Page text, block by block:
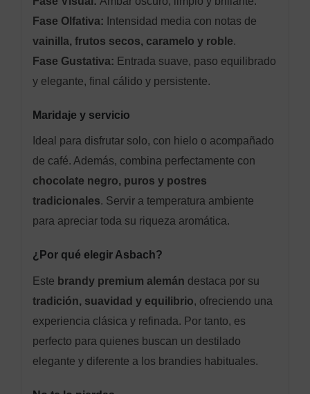
Fase Olfativa: Intensidad media con notas de
vainilla, frutos secos, caramelo y roble.
Fase Gustativa: Entrada suave, paso equilibrado
y elegante, final cálido y persistente.
Maridaje y servicio
Ideal para disfrutar solo, con hielo o acompañado
de café. Además, combina perfectamente con
chocolate negro, puros y postres
tradicionales. Servir a temperatura ambiente
para apreciar toda su riqueza aromática.
¿Por qué elegir Asbach?
Este brandy premium alemán destaca por su
tradición, suavidad y equilibrio, ofreciendo una
experiencia clásica y refinada. Por tanto, es
perfecto para quienes buscan un destilado
elegante y diferente a los brandies habituales.